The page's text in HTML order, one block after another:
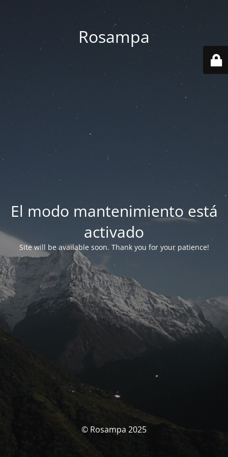
Rosampa
El modo mantenimiento está
activado
Site will be available soon. Thank you for your patience!
© Rosampa 2025